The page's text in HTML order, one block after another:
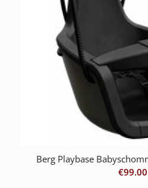
Berg Playbase
€99.00